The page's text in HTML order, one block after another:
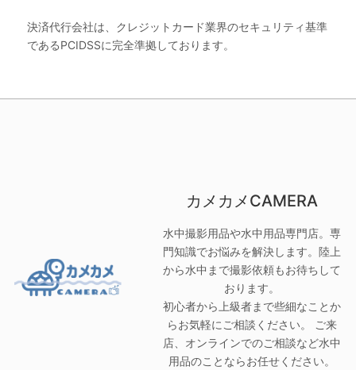
決済代行会社は、クレジットカード業界のセキュリティ基準
であるPCIDSSに完全準拠しております。
カメカメCAMERA
水中撮影用品や水中用品専門店。専
門知識でお悩みを解決します。陸上
から水中まで撮影依頼もお待ちして
おります。
初心者から上級者まで些細なことか
らお気軽にご相談ください。 ご来
店、オンラインでのご相談など水中
用品のことならお任せください。